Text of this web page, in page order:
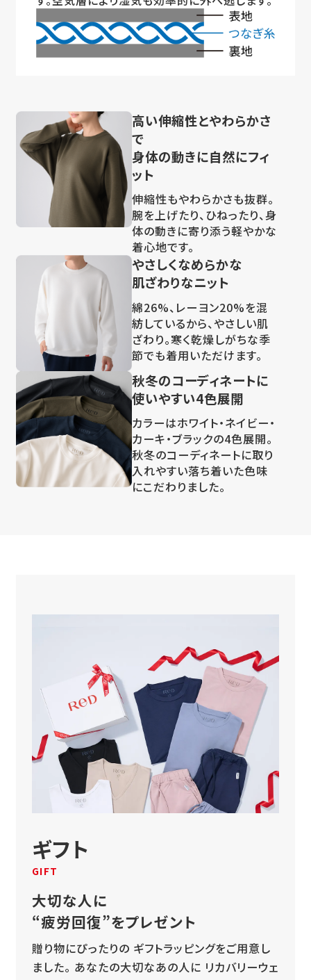
で
身体の動きに自然にフィ
ット
伸縮性もやわらかさも抜群。
腕を上げたり、ひねったり、身
体の動きに寄り添う軽やかな
着心地です。
やさしくなめらかな
肌ざわりなニット
綿26%、レーヨン20%を混
紡しているから、やさしい肌
ざわり。寒く乾燥しがちな季
節でも着用いただけます。
秋冬のコーディネートに
使いやすい4色展開
カラーはホワイト・ネイビー・
カーキ・ブラックの4色展開。
秋冬のコーディネートに取り
入れやすい落ち着いた色味
にこだわりました。
ギフト
GIFT
“疲労回復”をプレゼント
贈り物にぴったりのギフトラッピングをご用意し
ました。あなたの大切なあの人にリカバリーウェ
アをプレゼントしませんか？